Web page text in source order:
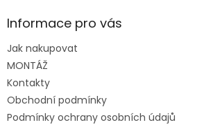
aInformace pro vás
Jak nakupovat
MONTÁŽ
Kontakty
Obchodní podmínky
Podmínky ochrany osobních údajů